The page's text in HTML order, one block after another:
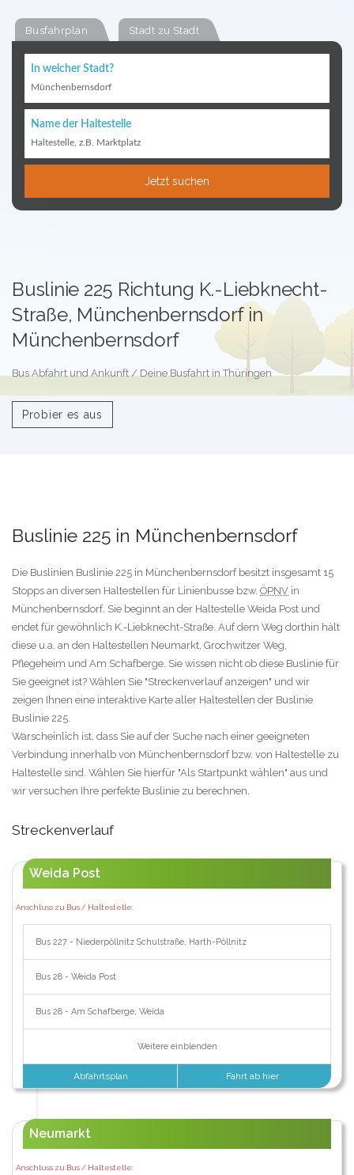
Busfahrplan Stadt zu Stadt
In welcher Stadt?
Münchenbernsdorf
Name der Haltestelle
Haltestelle, z.B. Marktplatz
Jetzt suchen
Buslinie 225 Richtung K.-Liebknecht-
Straße, Münchenbernsdorf in
Münchenbernsdorf
Bus Abfahrt und Ankunft / Deine Busfahrt in Thüringen
Probier es aus
Buslinie 225 in Münchenbernsdorf
Die Buslinien Buslinie 225 in Münchenbernsdorf besitzt insgesamt 15
Stopps an diversen Haltestellen für Linienbusse bzw. ÖPNV in
Münchenbernsdorf. Sie beginnt an der Haltestelle Weida Post und
endet für gewöhnlich K.-Liebknecht-Straße. Auf dem Weg dorthin hält
diese u.a. an den Haltestellen Neumarkt, Grochwitzer Weg,
Pflegeheim und Am Schafberge. Sie wissen nicht ob diese Buslinie für
Sie geeignet ist? Wählen Sie "Streckenverlauf anzeigen" und wir
zeigen Ihnen eine interaktive Karte aller Haltestellen der Buslinie
Buslinie 225.
Warscheinlich ist, dass Sie auf der Suche nach einer geeigneten
Verbindung innerhalb von Münchenbernsdorf bzw. von Haltestelle zu
Haltestelle sind. Wählen Sie hierfür "Als Startpunkt wählen" aus und
wir versuchen Ihre perfekte Buslinie zu berechnen.
Streckenverlauf
Weida Post
Anschluss zu Bus / Haltestelle:
Bus 227 - Niederpöllnitz Schulstraße, Harth-Pöllnitz
Bus 28 - Weida Post
Bus 28 - Am Schafberge, Weida
Weitere einblenden
Abfahrtsplan Fahrt ab hier
Neumarkt
Anschluss zu Bus / Haltestelle: